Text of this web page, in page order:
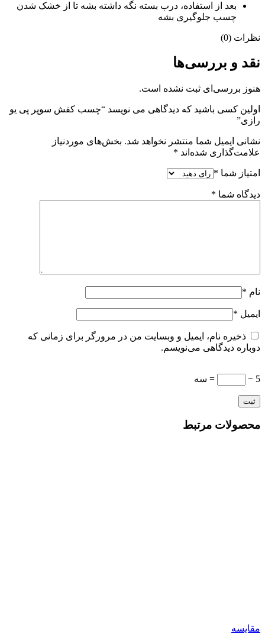
بعد از استفاده، درب بسته نگه داشته بشه تا از خشک شدن
چسب جلوگیری بشه
نظرات (0)
نقد و بررسی‌ها
هنوز بررسی‌ای ثبت نشده است.
اولین کسی باشید که دیدگاهی می نویسد “چسب کفش سوپر پی یو
رازی”
نشانی ایمیل شما منتشر نخواهد شد. بخش‌های موردنیاز
علامت‌گذاری شده‌اند *
امتیاز شما *
دیدگاه شما *
نام *
ایمیل *
ذخیره نام، ایمیل و وبسایت من در مرورگر برای زمانی که
دوباره دیدگاهی می‌نویسم.
5 − = سه
محصولات مرتبط
مقایسه